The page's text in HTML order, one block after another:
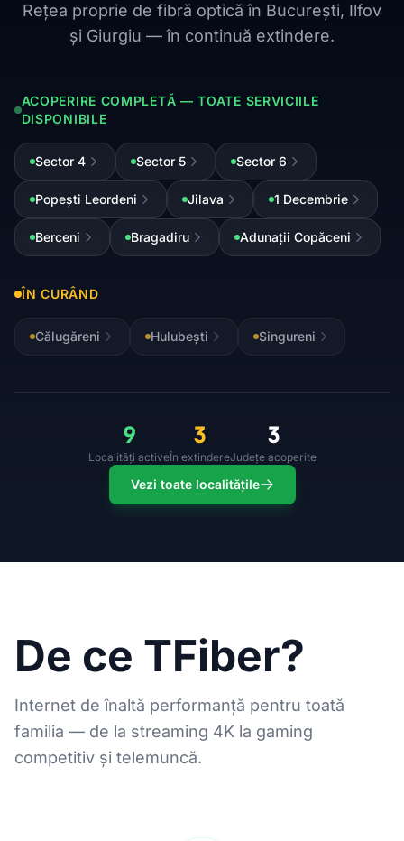
Rețea proprie de fibră optică în București, Ilfov
și Giurgiu — în continuă extindere.
ACOPERIRE COMPLETĂ — TOATE SERVICIILE
DISPONIBILE
Sector 4 Sector 5 Sector 6
Popești Leordeni Jilava 1 Decembrie
Berceni Bragadiru Adunații Copăceni
ÎN CURÂND
Călugăreni Hulubești Singureni
9
Localități active
3
În extindere
3
Județe acoperite
Vezi toate localitățile
De ce TFiber?
Internet de înaltă performanță pentru toată
familia — de la streaming 4K la gaming
competitiv și telemuncă.